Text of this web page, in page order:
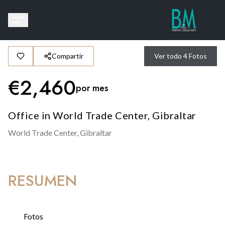
Compartir Ver todo 4Fotos
€2,460por mes
Office in World Trade Center, Gibraltar
World Trade Center,Gibraltar
RESUMEN
Fotos